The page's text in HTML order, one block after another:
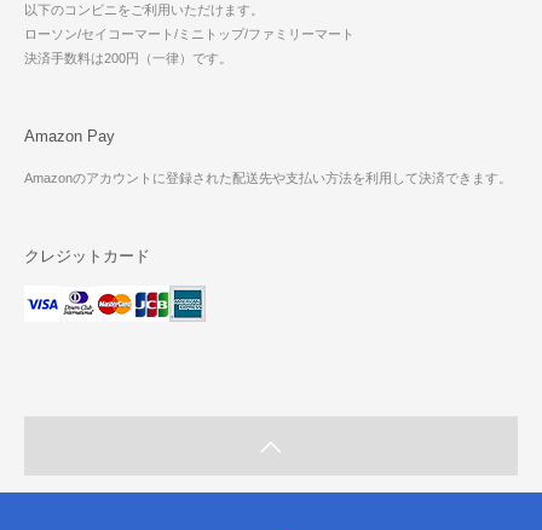
以下のコンビニをご利用いただけます。
ローソン/セイコーマート/ミニトップ/ファミリーマート
決済手数料は200円（一律）です。
Amazon Pay
Amazonのアカウントに登録された配送先や支払い方法を利用して決済できます。
クレジットカード